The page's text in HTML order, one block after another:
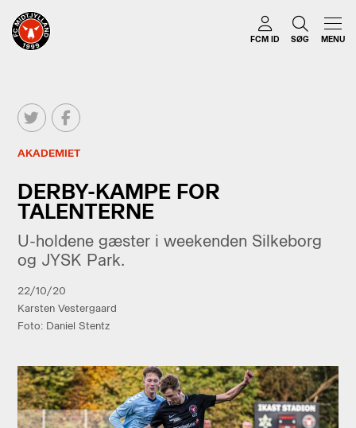
FCM ID SØG MENU
AKADEMIET
DERBY-KAMPE FOR
TALENTERNE
U-holdene gæster i weekenden Silkeborg
og JYSK Park.
22/10/20
Karsten Vestergaard
Foto: Daniel Stentz